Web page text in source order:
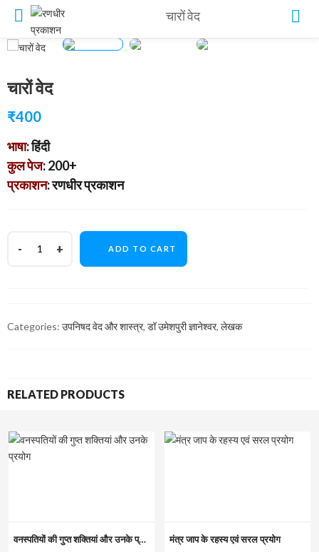
चारों वेद
चारों वेद
₹400
भाषा: हिंदी
कुल पेज: 200+
प्रकाशन: रणधीर प्रकाशन
ADD TO CART
Categories: उपनिषद वेद और शास्त्र, डॉ उमेशपुरी ज्ञानेश्वर, लेखक
RELATED PRODUCTS
वनस्पतियों की गुप्त शक्तियां और उनके प्रयोग मंत्र जाप के रहस्य एवं सरल प्रयोग